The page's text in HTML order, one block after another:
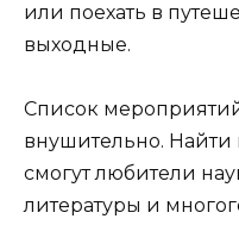
или поехать в
выходные.
Список
внушительно.
смогут любители
литературы и